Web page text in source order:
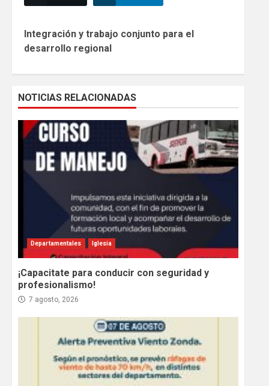
Reading
Integración y trabajo conjunto para el
desarrollo regional
NOTICIAS RELACIONADAS
Departamentales Iglesia
¡Capacitate para conducir con seguridad y
profesionalismo!
7 agosto, 2026